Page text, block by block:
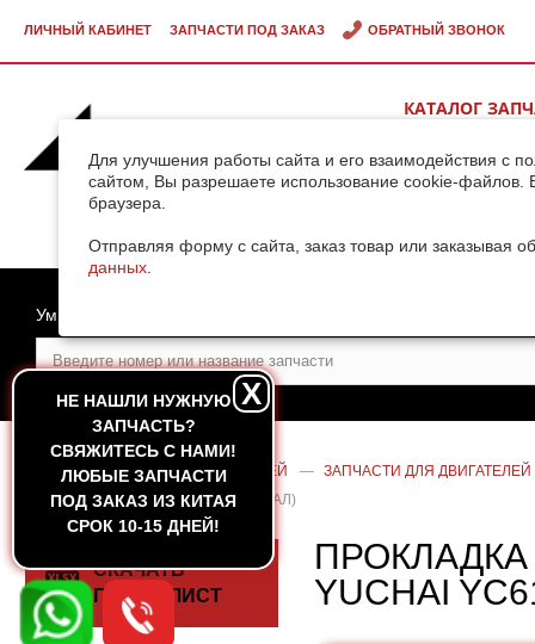
Для улучшения работы сайта и его взаимодействия с
сайтом, Вы разрешаете использование cookie-файлов.
браузера.
Отправляя форму с сайта, заказ товар или заказывая
данных
ЛИЧНЫЙ КАБИНЕТ ЗАПЧАСТИ ПОД ЗАКАЗ ОБРАТНЫЙ ЗВОНОК
КАТАЛОГ
НЕ НАШЛИ НУЖНУЮ
ЗАПЧАСТЬ?
CВЯЖИТЕСЬ С НАМИ!
ЛЮБЫЕ ЗАПЧАСТИ
ПОД ЗАКАЗ ИЗ КИТАЯ
СРОК 10-15 ДНЕЙ!
X
Умный поиск
ГЛАВНАЯ — КАТАЛОГ ЗАПЧАСТЕЙ — ЗАПЧАСТИ ДЛЯ ДВИГАТЕЛЕЙ
YUCHAI YC6108/YC6B125 (ОРИГИНАЛ)
СКАЧАТЬ
ПРАЙС-ЛИСТ
YUCHAI